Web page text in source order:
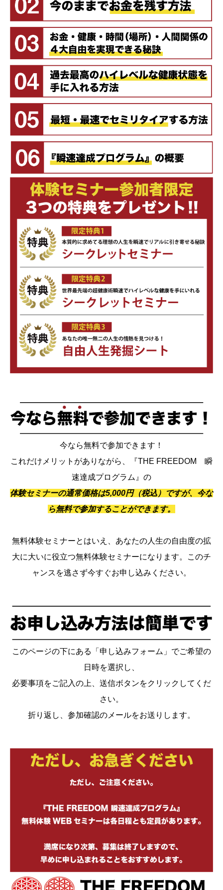
今なら無料で参加できます！
これだけメリットがありながら、『THE FREEDOM 瞬
速達成プログラム』の
体験セミナーの通常価格は5,000円（税込）ですが、今な
ら無料で参加することができます。
無料体験セミナーとはいえ、あなたの人生の自由度の拡
大に大いに役立つ無料体験セミナーになります。このチ
ャンスを逃さず今すぐお申し込みください。
このページの下にある「申し込みフォーム」でご希望の
日時を選択し、
必要事項をご記入の上、送信ボタンをクリックしてくだ
さい。
折り返し、参加確認のメールをお送りします。